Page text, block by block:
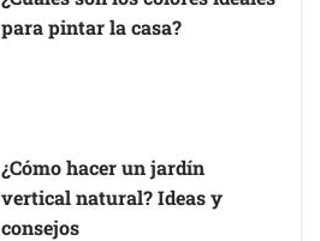
para pintar la casa?
¿Cómo hacer un jardín
vertical natural? Ideas y
consejos